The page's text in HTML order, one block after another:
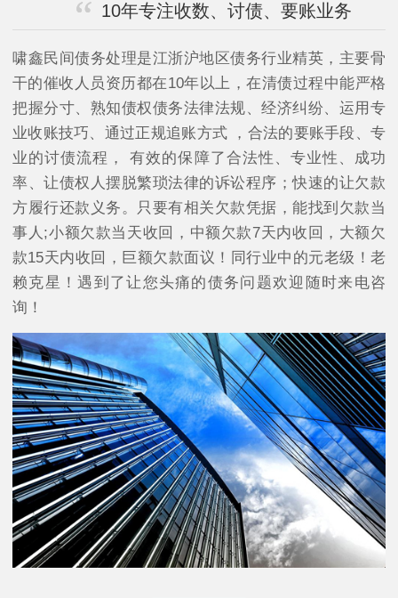
10年专注收数、讨债、要账业务
啸鑫民间债务处理是江浙沪地区债务行业精英，主要骨
干的催收人员资历都在10年以上，在清债过程中能严格
把握分寸、熟知债权债务法律法规、经济纠纷、运用专
业收账技巧、通过正规追账方式 ，合法的要账手段、专
业的讨债流程， 有效的保障了合法性、专业性、成功
率、让债权人摆脱繁琐法律的诉讼程序；快速的让欠款
方履行还款义务。只要有相关欠款凭据，能找到欠款当
事人;小额欠款当天收回，中额欠款7天内收回，大额欠
款15天内收回，巨额欠款面议！同行业中的元老级！老
赖克星！遇到了让您头痛的债务问题欢迎随时来电咨
询！